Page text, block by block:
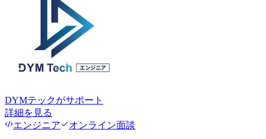
DYMテックがサポート
詳細を見る
エンジニア
オンライン面談